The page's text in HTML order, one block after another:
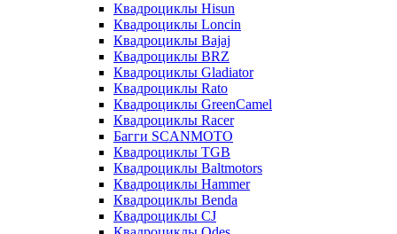
Квадроциклы Hisun
Квадроциклы Loncin
Квадроциклы Bajaj
Квадроциклы BRZ
Квадроциклы Gladiator
Квадроциклы Rato
Квадроциклы GreenCamel
Квадроциклы Racer
Багги SCANMOTO
Квадроциклы TGB
Квадроциклы Baltmotors
Квадроциклы Hammer
Квадроциклы Benda
Квадроциклы CJ